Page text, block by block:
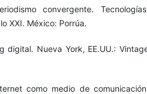
convergente.
XXI. México: Porrúa.
digital. Nueva York, EE.UU.:
como medio de